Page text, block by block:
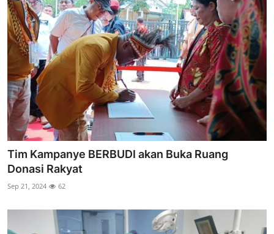
Tim Kampanye BERBUDI akan Buka Ruang
Donasi Rakyat
Sep 21, 2024 62